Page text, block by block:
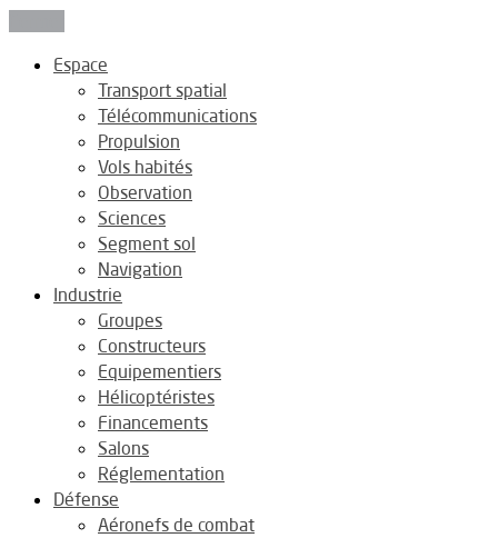
Espace
Transport spatial
Télécommunications
Propulsion
Vols habités
Observation
Sciences
Segment sol
Navigation
Industrie
Groupes
Constructeurs
Equipementiers
Hélicoptéristes
Financements
Salons
Réglementation
Défense
Aéronefs de combat